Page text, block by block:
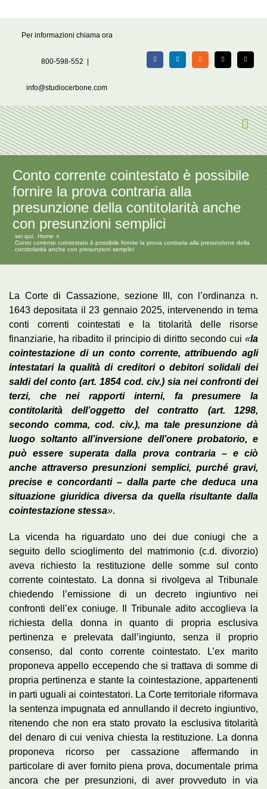
Per informazioni chiama ora
800-598-552
info@studiocerbone.com
FacebookLinkedIn Rss X Email
Conto corrente cointestato è possibile
fornire la prova contraria alla
presunzione della contitolarità anche
con presunzioni semplici
sei qui: Home
Conto corrente cointestato è possibile fornire la prova contraria alla presunzione della
contitolarità anche con presunzioni semplici
La Corte di Cassazione, sezione III, con l’ordinanza n.
1643 depositata il 23 gennaio 2025, intervenendo in tema
conti correnti cointestati e la titolarità delle risorse
finanziarie, ha ribadito il principio di diritto secondo cui «la
cointestazione di un conto corrente, attribuendo agli
intestatari la qualità di creditori o debitori solidali dei
saldi del conto (art. 1854 cod. civ.) sia nei confronti dei
terzi, che nei rapporti interni, fa presumere la
contitolarità dell’oggetto del contratto (art. 1298,
secondo comma, cod. civ.), ma tale presunzione dà
luogo soltanto all’inversione dell’onere probatorio, e
può essere superata dalla prova contraria – e ciò
anche attraverso presunzioni semplici, purché gravi,
precise e concordanti – dalla parte che deduca una
situazione giuridica diversa da quella risultante dalla
cointestazione stessa».
La vicenda ha riguardato uno dei due coniugi che a
seguito dello scioglimento del matrimonio (c.d. divorzio)
aveva richiesto la restituzione delle somme sul conto
corrente cointestato. La donna si rivolgeva al Tribunale
chiedendo l’emissione di un decreto ingiuntivo nei
confronti dell’ex coniuge. Il Tribunale adito accoglieva la
richiesta della donna in quanto di propria esclusiva
pertinenza e prelevata dall’ingiunto, senza il proprio
consenso, dal conto corrente cointestato. L’ex marito
proponeva appello eccependo che si trattava di somme di
propria pertinenza e stante la cointestazione, appartenenti
in parti uguali ai cointestatori. La Corte territoriale riformava
la sentenza impugnata ed annullando il decreto ingiuntivo,
ritenendo che non era stato provato la esclusiva titolarità
del denaro di cui veniva chiesta la restituzione. La donna
proponeva ricorso per cassazione affermando in
particolare di aver fornito piena prova, documentale prima
ancora che per presunzioni, di aver provveduto in via